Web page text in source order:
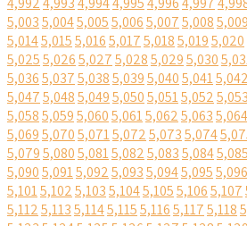
5,0035,0045,0055,0065,0075,0085,009
5,0145,0155,0165,0175,0185,0195,020
5,0255,0265,0275,0285,0295,030
5,0365,0375,0385,0395,0405,0415,042
5,0475,0485,0495,0505,0515,0525,053
5,0585,0595,0605,0615,0625,0635,064
5,0695,0705,0715,0725,0735,074
5,0795,0805,0815,0825,0835,0845,085
5,0905,0915,0925,0935,0945,0955,096
5,1015,1025,1035,1045,1055,1065,107
5,1125,1135,1145,1155,1165,1175,118